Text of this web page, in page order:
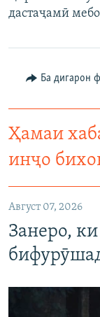
дастаҷамӣ
Ба дигарон
Ҳамаи
инҷо
Август 07, 2026
Занеро,